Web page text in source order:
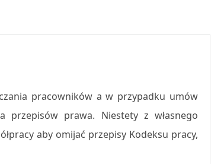
pracowników a w przypadku umów
przepisów prawa. Niestety z własnego
aby omijać przepisy Kodeksu pracy,